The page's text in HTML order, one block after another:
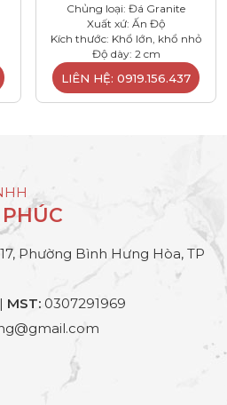
Chủng loại: Đá Granite
Xuất xứ: Ấn Độ
Kích thước: Khổ lớn, khổ nhỏ
Độ dày: 2 cm
LIÊN HỆ: 0919.156.437
Phường Bình Hưng Hòa, TP
MST: 0307291969